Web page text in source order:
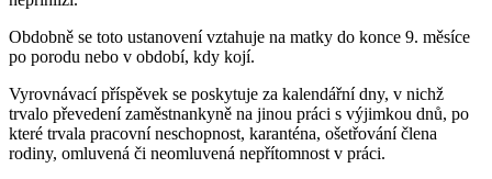
Obdobně se toto ustanovení vztahuje na matky do konce 9. měsíce
po porodu nebo v období, kdy kojí.
Vyrovnávací příspěvek se poskytuje za kalendářní dny, v nichž
trvalo převedení zaměstnankyně na jinou práci s výjimkou dnů, po
které trvala pracovní neschopnost, karanténa, ošetřování člena
rodiny, omluvená či neomluvená nepřítomnost v práci.